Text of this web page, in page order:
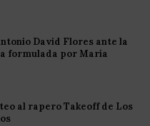
David Flores ante la
formulada por María
al rapero Takeoff de Los